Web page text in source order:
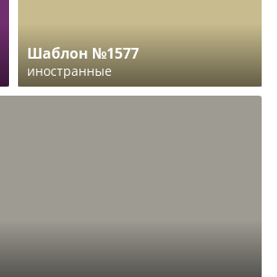
Шаблон №1577
иностранные